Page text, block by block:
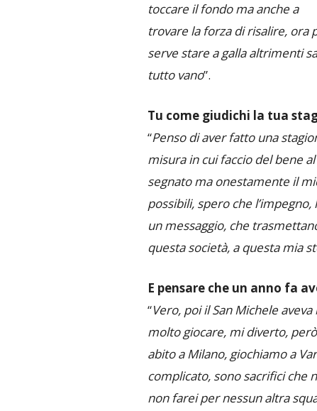
toccare il fondo ma anche a
trovare la forza di risalire, ora
serve stare a galla altrimenti
tutto vano”.
Tu come giudichi la tua
“Penso di aver fatto una
misura in cui faccio del bene
segnato ma onestamente il
possibili, spero che
un messaggio, che
questa società, a questa mia
E pensare che un anno fa
“Vero, poi il San Michele
molto giocare, mi diverto,
abito a Milano, giochiamo a
complicato, sono sacrifici che
non farei per nessun altra